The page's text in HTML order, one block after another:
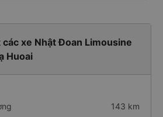
xe Nhật Đoan Limousine
Huoai
143 km